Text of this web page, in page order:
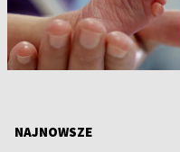
NAJNOWSZE